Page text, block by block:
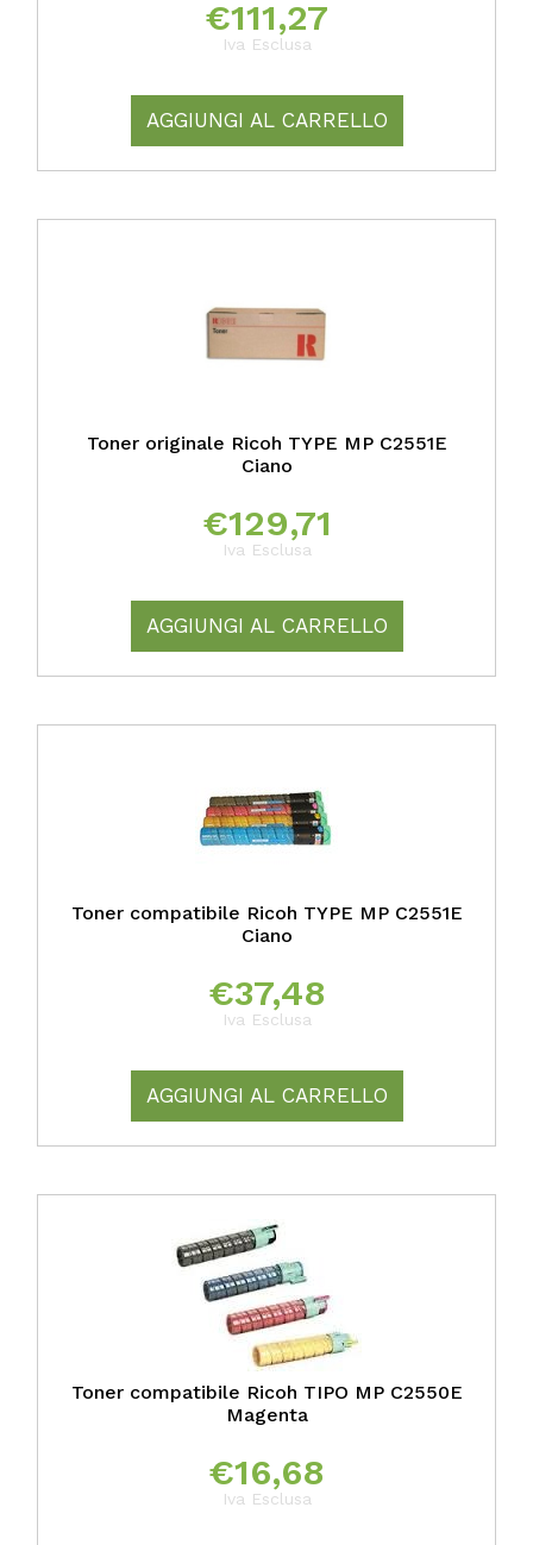
€111,27
Iva Esclusa
AGGIUNGI AL CARRELLO
Toner originale Ricoh TYPE MP C2551E
Ciano
€129,71
Iva Esclusa
AGGIUNGI AL CARRELLO
Toner compatibile Ricoh TYPE MP C2551E
Ciano
€37,48
Iva Esclusa
AGGIUNGI AL CARRELLO
Toner compatibile Ricoh TIPO MP C2550E
Magenta
€16,68
Iva Esclusa